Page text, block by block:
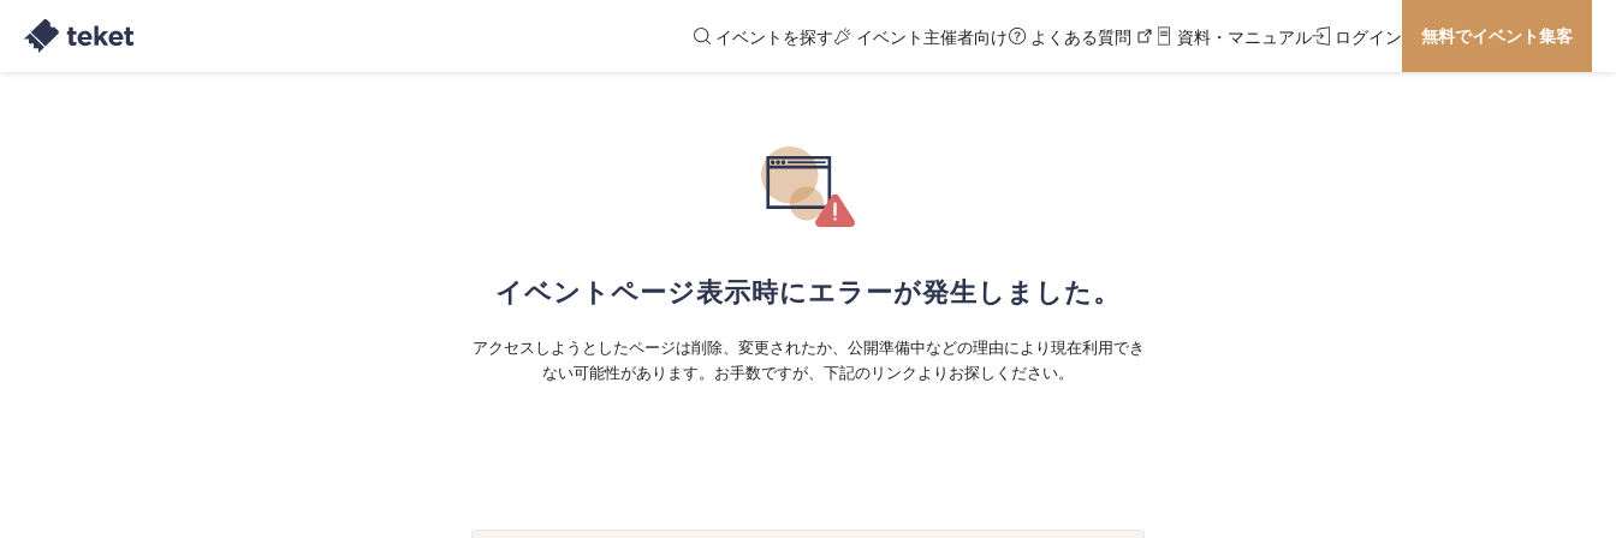
イベントを探す イベント主催者向け よくある質問 資料・マニュアル ログイン 無料でイベント集客
イベントページ表示時にエラーが発生しました。
アクセスしようとしたページは削除、変更されたか、公開準備中などの理由により現在利用でき
ない可能性があります。お手数ですが、下記のリンクよりお探しください。